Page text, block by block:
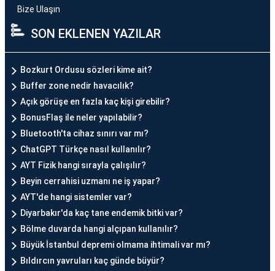
Bize Ulaşın
SON EKLENEN YAZILAR
Bozkurt Ordusu sözleri kime ait?
Buffer zone nedir havacılık?
Açık görüşe en fazla kaç kişi girebilir?
BonusFlaş ile neler yapılabilir?
Bluetooth'ta cihaz sınırı var mı?
ChatGPT Türkçe nasıl kullanılır?
AYT Fizik hangi sırayla çalışılır?
Beyin cerrahisi uzmanı ne iş yapar?
AYT'de hangi sistemler var?
Diyarbakır'da kaç tane endemik bitki var?
Bölme duvarda hangi alçıpan kullanılır?
Büyük İstanbul depremi olmama ihtimali var mı?
Bıldırcın yavruları kaç günde büyür?